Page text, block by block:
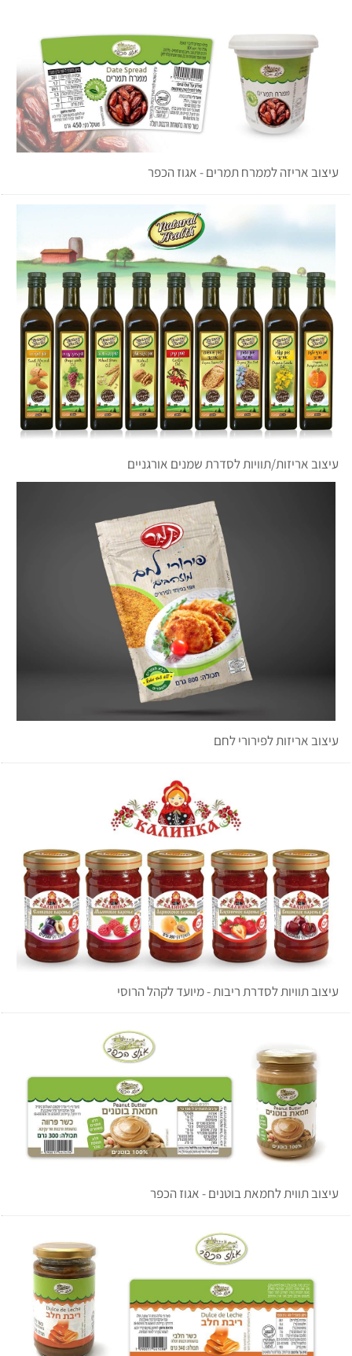
עיצוב אריזה לממרח תמרים - אגוז הכפר
עיצוב אריזות/תוויות לסדרת שמנים אורגניים
עיצוב אריזות לפירורי לחם
עיצוב תוויות לסדרת ריבות - מיועד לקהל הרוסי
עיצוב תווית לחמאת בוטנים - אגוז הכפר